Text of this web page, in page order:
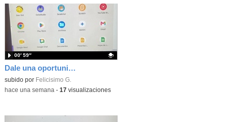
Dale una oportunidad a los Chromebooks y utiliza un proyector para realizar talleres si no tienes pantallas táctiles
Contenido educativo.
subido por Felicisimo G.
00′ 59″
-hace una semana - 17 visualizaciones